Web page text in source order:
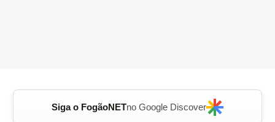
Siga o FogãoNETno Google Discover